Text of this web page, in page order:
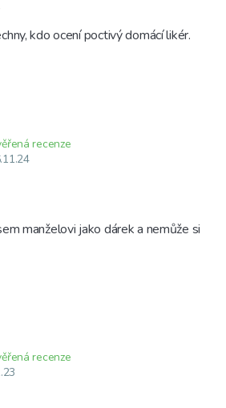
kdo ocení poctivý domácí likér.
recenze
manželovi jako dárek a nemůže si
recenze